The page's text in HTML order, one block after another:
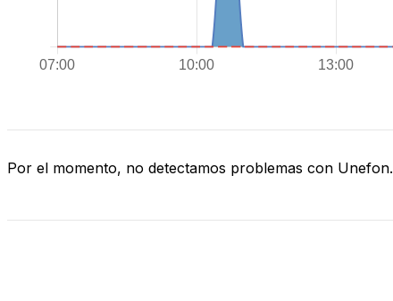
Por el momento, no detectamos problemas con Unefon.